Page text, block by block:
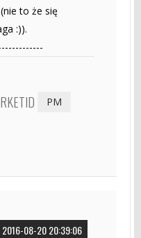
to że się
:)).
PM
08-20 20:39:06